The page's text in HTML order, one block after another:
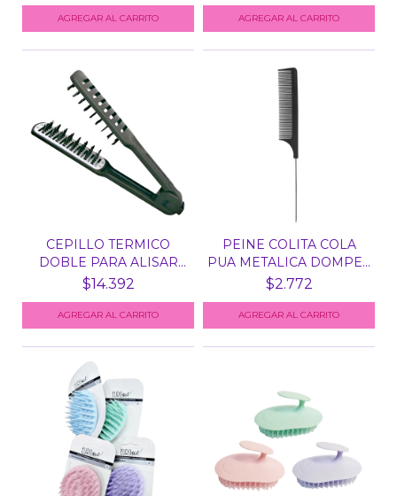
AGREGAR AL CARRITO
CEPILLO TERMICO
DOBLE PARA ALISAR
EUROST...
$14.392
PEINE COLITA COLA
PUA METALICA DOMPEL
45...
$2.772